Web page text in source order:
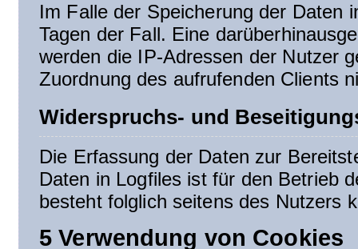
Im Falle der Speicherung der Daten
Tagen der Fall. Eine
werden die IP-Adressen der Nutzer
Zuordnung des aufrufenden Clients
Widerspruchs- und
Die Erfassung der Daten zur
Daten in Logfiles ist für den Betrieb
besteht folglich seitens des Nutzers
5 Verwendung von Cookies